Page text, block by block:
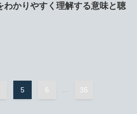
わかりやすく理解する意味と聴
5 6 35